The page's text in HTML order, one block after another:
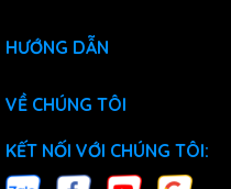
HƯỚNG DẪN
VỀ CHÚNG TÔI
KẾT NỐI VỚI CHÚNG TÔI: